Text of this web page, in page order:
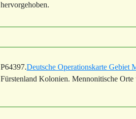
hervorgehoben.
P64397.Deutsche Operationskarte Gebiet
Fürstenland Kolonien. Mennonitische